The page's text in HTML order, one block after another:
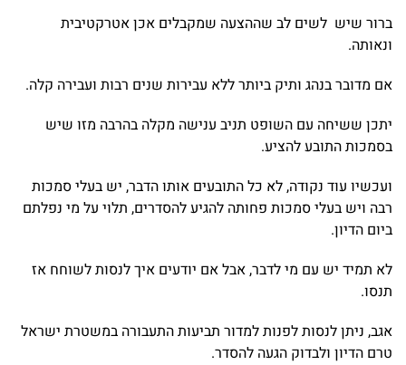
ברור שיש לשים לב שההצעה שמקבלים אכן אטרקטיבית
ונאותה.
אם מדובר בנהג ותיק ביותר ללא עבירות שנים רבות ועבירה קלה.
יתכן ששיחה עם השופט תניב ענישה מקלה בהרבה מזו שיש
בסמכות התובע להציע.
ועכשיו עוד נקודה, לא כל התובעים אותו הדבר, יש בעלי סמכות
רבה ויש בעלי סמכות פחותה להגיע להסדרים, תלוי על מי נפלתם
ביום הדיון.
לא תמיד יש עם מי לדבר, אבל אם יודעים איך לנסות לשוחח אז
תנסו.
אגב, ניתן לנסות לפנות למדור תביעות התעבורה במשטרת ישראל
טרם הדיון ולבדוק הגעה להסדר.